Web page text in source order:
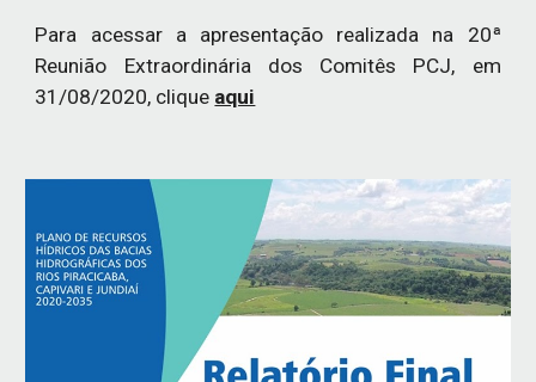
Para acessar a apresentação realizada na 20ª
Reunião Extraordinária dos Comitês PCJ, em
31/08/2020, clique aqui